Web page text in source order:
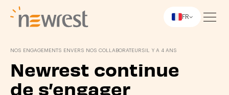
FR
NOS ENGAGEMENTS ENVERS NOS COLLABORATEURS IL Y A 4 ANS
Newrest continue
de s’engager